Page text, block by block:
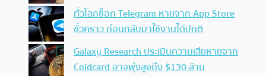
ทั่วโลกช็อก Telegram หายจาก App Store
ชั่วคราว ก่อนกลับมาใช้งานได้ปกติ
Galaxy Research ประเมินความเสียหายจาก
Coldcard อาจพุ่งสูงถึง $130 ล้าน